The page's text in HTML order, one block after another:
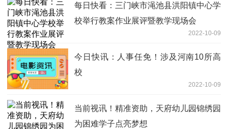
每日快看：三门峡市渑池县洪阳镇中心学
校举行教案作业展评暨教学现场会
2022-10-09
今日快讯：人事任免！涉及河南10所高
校
2022-10-09
当前视讯！精准资助，天府幼儿园锦绣园
为困难学子点亮梦想